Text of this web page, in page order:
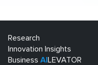
Research
Innovation Insights
Business AI LEVATOR